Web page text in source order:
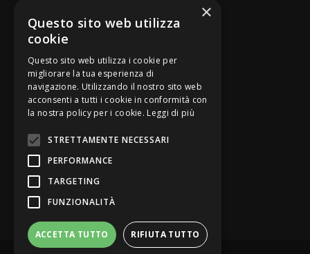
Be Bankers è ideato da
×
Questo sito web utilizza
cookie
Questo sito web utilizza i cookie per
migliorare la tua esperienza di
navigazione. Utilizzando il nostro sito web
acconsenti a tutti i cookie in conformità con
la nostra policy per i cookie. Leggi di più
STRETTAMENTE NECESSARI
PERFORMANCE
TARGETING
FUNZIONALITÀ
ACCETTA TUTTO RIFIUTA TUTTO